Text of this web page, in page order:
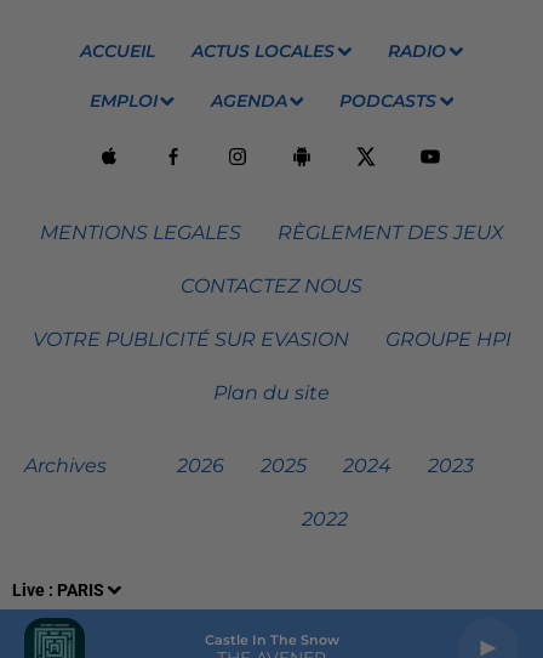
Live : PARIS
Castle In The Snow
ACCUEIL ACTUS LOCALES RADIO
EMPLOI AGENDA PODCASTS
MENTIONS LEGALES RÈGLEMENT DES JEUX
CONTACTEZ NOUS
VOTRE PUBLICITÉ SUR EVASION GROUPE HPI
Plan du site
Archives 2026 2025 2024 2023
2022